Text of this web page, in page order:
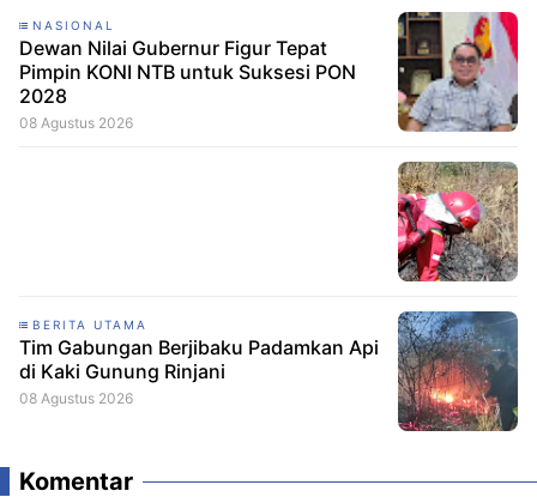
NASIONAL
Dewan Nilai Gubernur Figur Tepat
Pimpin KONI NTB untuk Suksesi PON
2028
08 Agustus 2026
BERITA UTAMA
Tim Gabungan Berjibaku Padamkan Api
di Kaki Gunung Rinjani
08 Agustus 2026
Komentar